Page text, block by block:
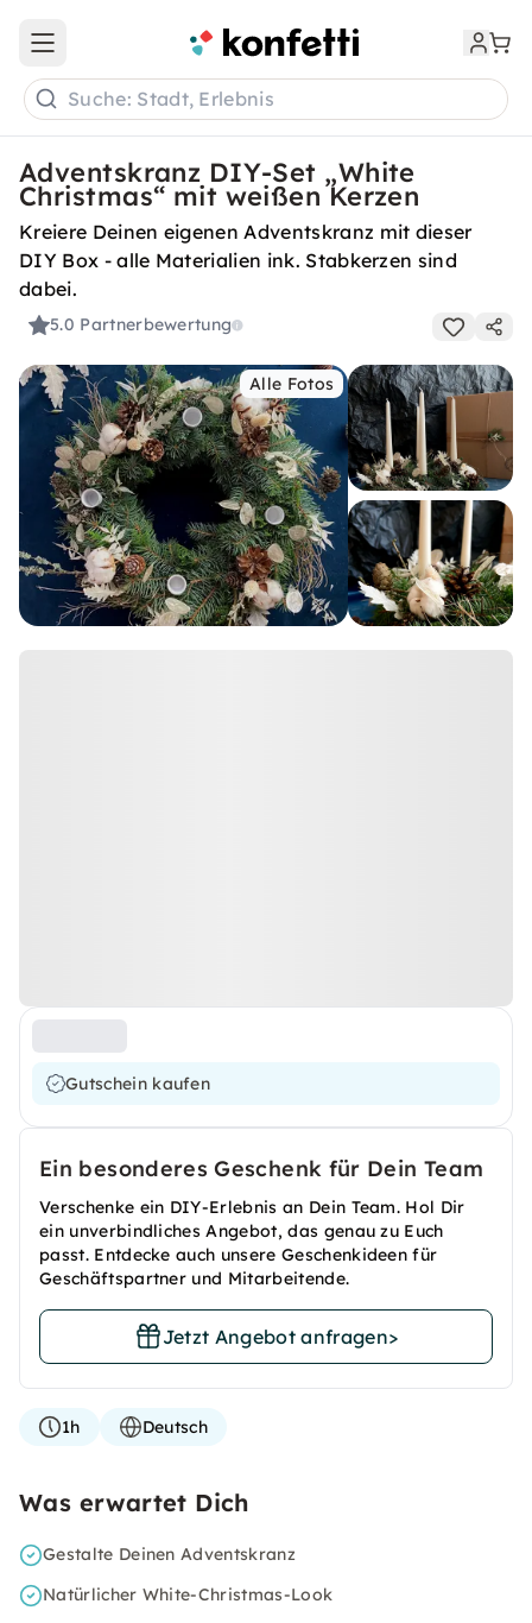
Open main menu
Suche: Stadt, Erlebnis
Adventskranz DIY-Set „White
Christmas“ mit weißen Kerzen
Kreiere Deinen eigenen Adventskranz mit dieser
DIY Box - alle Materialien ink. Stabkerzen sind
dabei.
5.0 Partnerbewertung
Alle Fotos
Gutschein kaufen
Ein besonderes Geschenk für Dein Team
Verschenke ein DIY-Erlebnis an Dein Team. Hol Dir
ein unverbindliches Angebot, das genau zu Euch
passt. Entdecke auch unsere Geschenkideen für
Geschäftspartner und Mitarbeitende.
Jetzt Angebot anfragen>
1h Deutsch
Was erwartet Dich
Gestalte Deinen Adventskranz
Natürlicher White-Christmas-Look